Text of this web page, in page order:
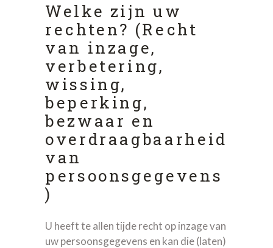
Welke zijn uw
rechten? (Recht
van inzage,
verbetering,
wissing,
beperking,
bezwaar en
overdraagbaarheid
van
persoonsgegevens
)
U heeft te allen tijde recht op inzage van
uw persoonsgegevens en kan die (laten)